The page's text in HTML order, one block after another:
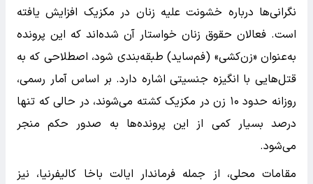
نگرانی‌ها درباره خشونت علیه زنان در مکزیک افزایش یافته
است. فعالان حقوق زنان خواستار آن شده‌اند که این پرونده
به‌عنوان «زن‌کشی» (فم‌ساید) طبقه‌بندی شود، اصطلاحی که به
قتل‌هایی با انگیزه جنسیتی اشاره دارد. بر اساس آمار رسمی،
روزانه حدود ۱۰ زن در مکزیک کشته می‌شوند، در حالی که تنها
درصد بسیار کمی از این پرونده‌ها به صدور حکم منجر
می‌شود.
مقامات محلی، از جمله فرماندار ایالت باخا کالیفرنیا، نیز